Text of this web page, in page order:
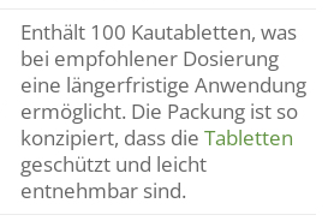
Enthält 100 Kautabletten, was
bei empfohlener Dosierung
eine längerfristige Anwendung
ermöglicht. Die Packung ist so
konzipiert, dass die Tabletten
geschützt und leicht
entnehmbar sind.